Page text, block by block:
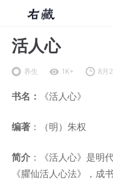
活人心
养生 1K+ 8月
书名： 《活人心》
编著 ：（明）朱权
简介 ：《活人心》是明
《臞仙活人心法》，成